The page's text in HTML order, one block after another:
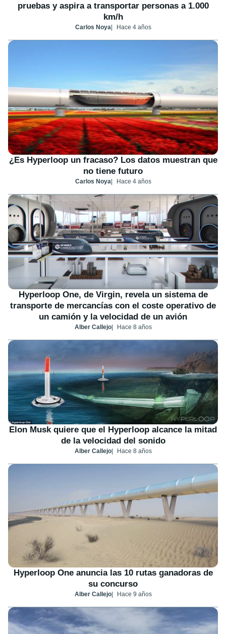
pruebas y aspira a transportar personas a 1.000
km/h
Carlos Noya Hace 4 años
¿Es Hyperloop un fracaso? Los datos muestran que
no tiene futuro
Carlos Noya Hace 4 años
Hyperloop One, de Virgin, revela un sistema de
transporte de mercancías con el coste operativo de
un camión y la velocidad de un avión
Alber Callejo Hace 8 años
Elon Musk quiere que el Hyperloop alcance la mitad
de la velocidad del sonido
Alber Callejo Hace 8 años
Hyperloop One anuncia las 10 rutas ganadoras de
su concurso
Alber Callejo Hace 9 años